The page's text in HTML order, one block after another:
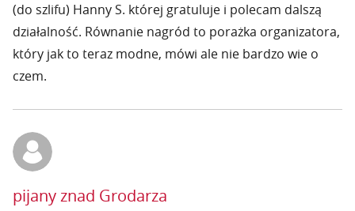
(do szlifu) Hanny S. której gratuluje i polecam dalszą
działalność. Równanie nagród to porażka organizatora,
który jak to teraz modne, mówi ale nie bardzo wie o
czem.
pijany znad Grodarza